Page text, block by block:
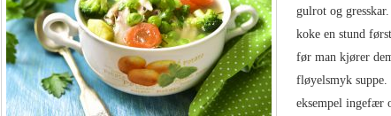
gulrot og
koke en stund
før man kjører
fløyelsmyk suppe.
eksempel ingefær